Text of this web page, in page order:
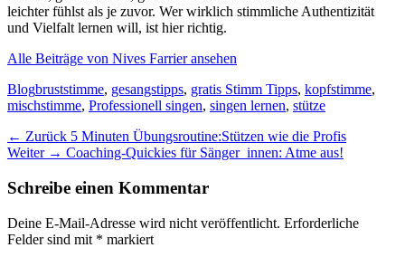
leichter fühlst als je zuvor. Wer wirklich stimmliche Authentizität
und Vielfalt lernen will, ist hier richtig.
Alle Beiträge von Nives Farrier ansehen
Kategorien
BlogSchlagworte
bruststimme, gesangstipps, gratis Stimm Tipps, kopfstimme,
mischstimme, Professionell singen, singen lernen, stütze
Beitragsnavigation
← Zurück Vorheriger
Beitrag:
5 Minuten Übungsroutine:Stützen wie die Profis
Weiter → Nächster
Coaching-Quickies für Sänger_innen: Atme aus!
Schreibe einen Kommentar
Deine E-Mail-Adresse wird nicht veröffentlicht. Erforderliche
Felder sind mit * markiert